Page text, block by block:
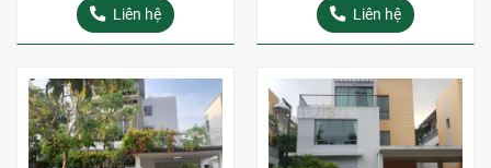
Liên hệ Liên hệ